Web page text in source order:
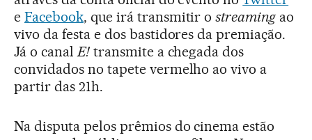
e Facebook, que irá transmitir ostreamingao
vivo da festa e dos bastidores da premiação.
Já o canalE!transmite a chegada dos
convidados no tapete vermelho ao vivo a
partir das 21h.
Na disputa pelos prêmios do cinema estão